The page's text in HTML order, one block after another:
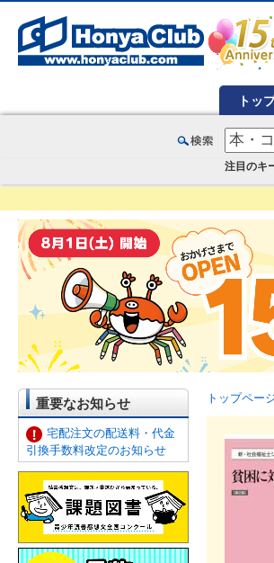
トッ
注目のキ
重要なお知らせ
宅配注文の配送料・代金
引換手数料改定のお知らせ
トップペー